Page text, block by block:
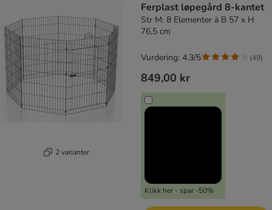
2 varianter
Ferplast løpegård 8-kantet
Str M: 8 Elementer à B 57 x H
76,5 cm
849,00 kr
Klikk her - spar -50%
Vurdering: 4.3/5 (49)